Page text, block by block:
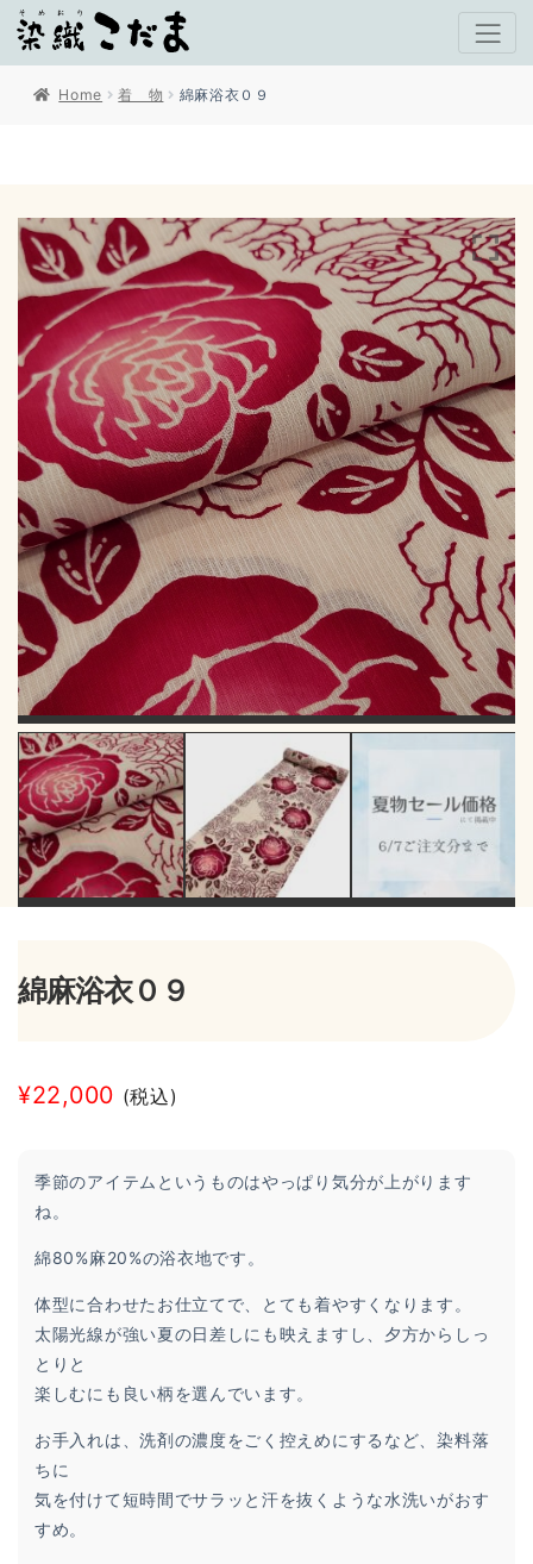
Home 着 物 綿麻浴衣０９
綿麻浴衣０９
¥22,000 (税込)
季節のアイテムというものはやっぱり気分が上がります
ね。
綿80%麻20%の浴衣地です。
体型に合わせたお仕立てで、とても着やすくなります。
太陽光線が強い夏の日差しにも映えますし、夕方からしっ
とりと
楽しむにも良い柄を選んでいます。
お手入れは、洗剤の濃度をごく控えめにするなど、染料落
ちに
気を付けて短時間でサラッと汗を抜くような水洗いがおす
すめ。